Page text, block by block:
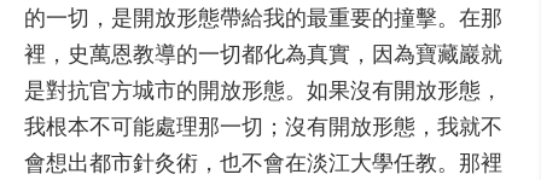
的一切，是開放形態帶給我的最重要的撞擊。在那
裡，史萬恩教導的一切都化為真實，因為寶藏巖就
是對抗官方城市的開放形態。如果沒有開放形態，
我根本不可能處理那一切；沒有開放形態，我就不
會想出都市針灸術，也不會在淡江大學任教。那裡